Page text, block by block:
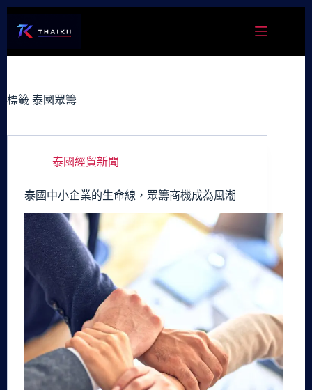
容
標籤 泰國眾籌
泰國經貿新聞
泰國中小企業的生命線，眾籌商機成為風潮